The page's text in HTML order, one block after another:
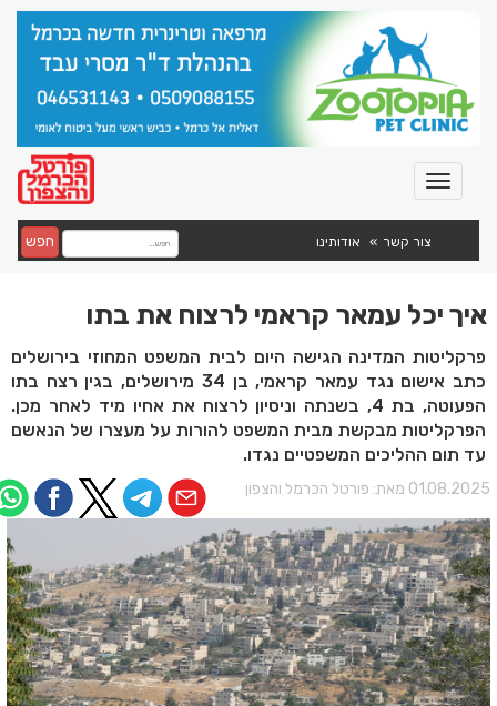
צור קשר אודותינו חפש
איך יכל עמאר קראמי לרצוח את בתו
פרקליטות המדינה הגישה היום לבית המשפט המחוזי בירושלים
כתב אישום נגד עמאר קראמי, בן 34 מירושלים, בגין רצח בתו
הפעוטה, בת 4, בשנתה וניסיון לרצוח את אחיו מיד לאחר מכן.
הפרקליטות מבקשת מבית המשפט להורות על מעצרו של הנאשם
עד תום ההליכים המשפטיים נגדו.
מאת: פורטל הכרמל והצפון